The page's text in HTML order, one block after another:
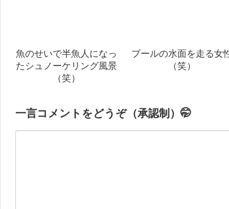
魚のせいで半魚人になっ
たシュノーケリング風景
（笑）
プールの水面を走る女
（笑）
一言コメントをどうぞ（承認制）🤭